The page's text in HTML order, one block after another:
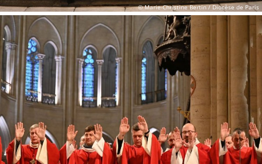
© Marie-Christine Bertin / Diocèse de Paris